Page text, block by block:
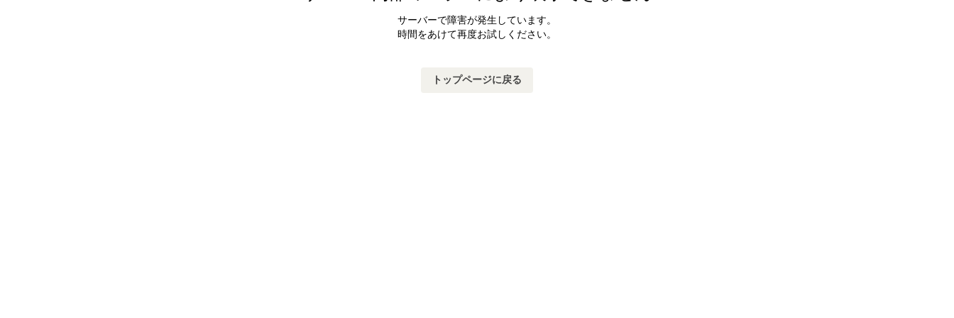
サーバーで障害が発生しています。
時間をあけて再度お試しください。
トップページに戻る